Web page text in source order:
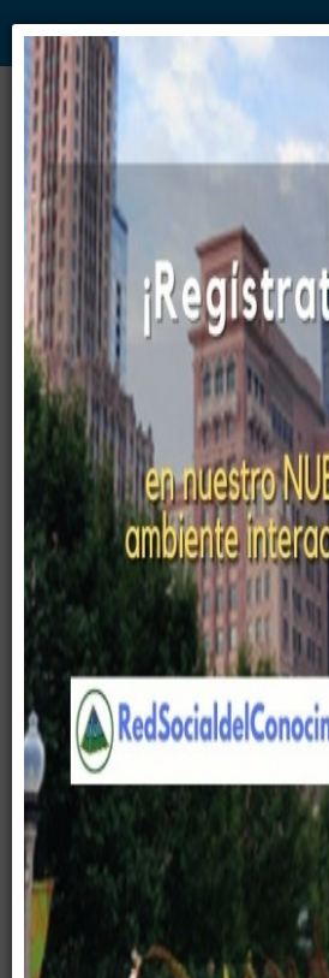
WWW. PABLO G PAEZ .COM
www . piramide
PDF's
Hoja de Vida
Empty
Pirámide Digital Consultoría Corporativo
Pablo G Páez
Servicios Español